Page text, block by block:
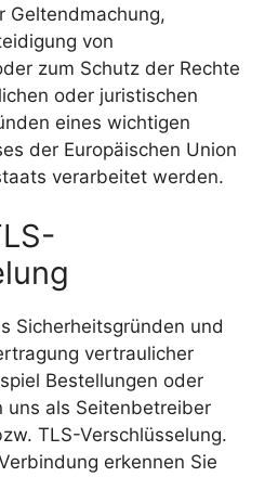
Geltendmachung,
von
zum Schutz der Rechte
oder juristischen
eines wichtigen
der Europäischen Union
verarbeitet werden.
Sicherheitsgründen und
vertraulicher
Bestellungen oder
uns als Seitenbetreiber
TLS-Verschlüsselung.
erkennen Sie